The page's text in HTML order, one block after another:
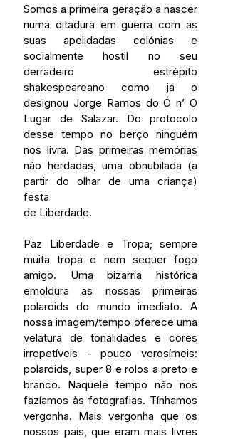
Somos a primeira geração a nascer
numa ditadura em guerra com as
suas apelidadas colónias e
socialmente hostil no seu
derradeiro estrépito
shakespeareano como já o
designou Jorge Ramos do Ó n’ O
Lugar de Salazar. Do protocolo
desse tempo no berço ninguém
nos livra. Das primeiras memórias
não herdadas, uma obnubilada (a
partir do olhar de uma criança)
festa
de Liberdade.
Paz Liberdade e Tropa; sempre
muita tropa e nem sequer fogo
amigo. Uma bizarria histórica
emoldura as nossas primeiras
polaroids do mundo imediato. A
nossa imagem/tempo oferece uma
velatura de tonalidades e cores
irrepetíveis - pouco verosímeis:
polaroids, super 8 e rolos a preto e
branco. Naquele tempo não nos
fazíamos às fotografias. Tínhamos
vergonha. Mais vergonha que os
nossos pais, que eram mais livres